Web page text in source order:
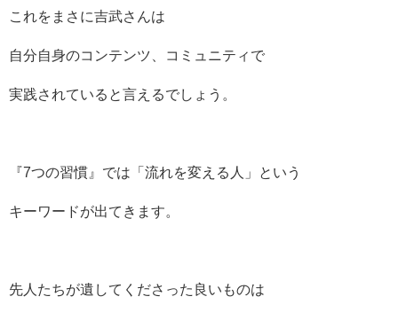
これをまさに吉武さんは
自分自身のコンテンツ、コミュニティで
実践されていると言えるでしょう。
『7つの習慣』では「流れを変える人」という
キーワードが出てきます。
先人たちが遺してくださった良いものは